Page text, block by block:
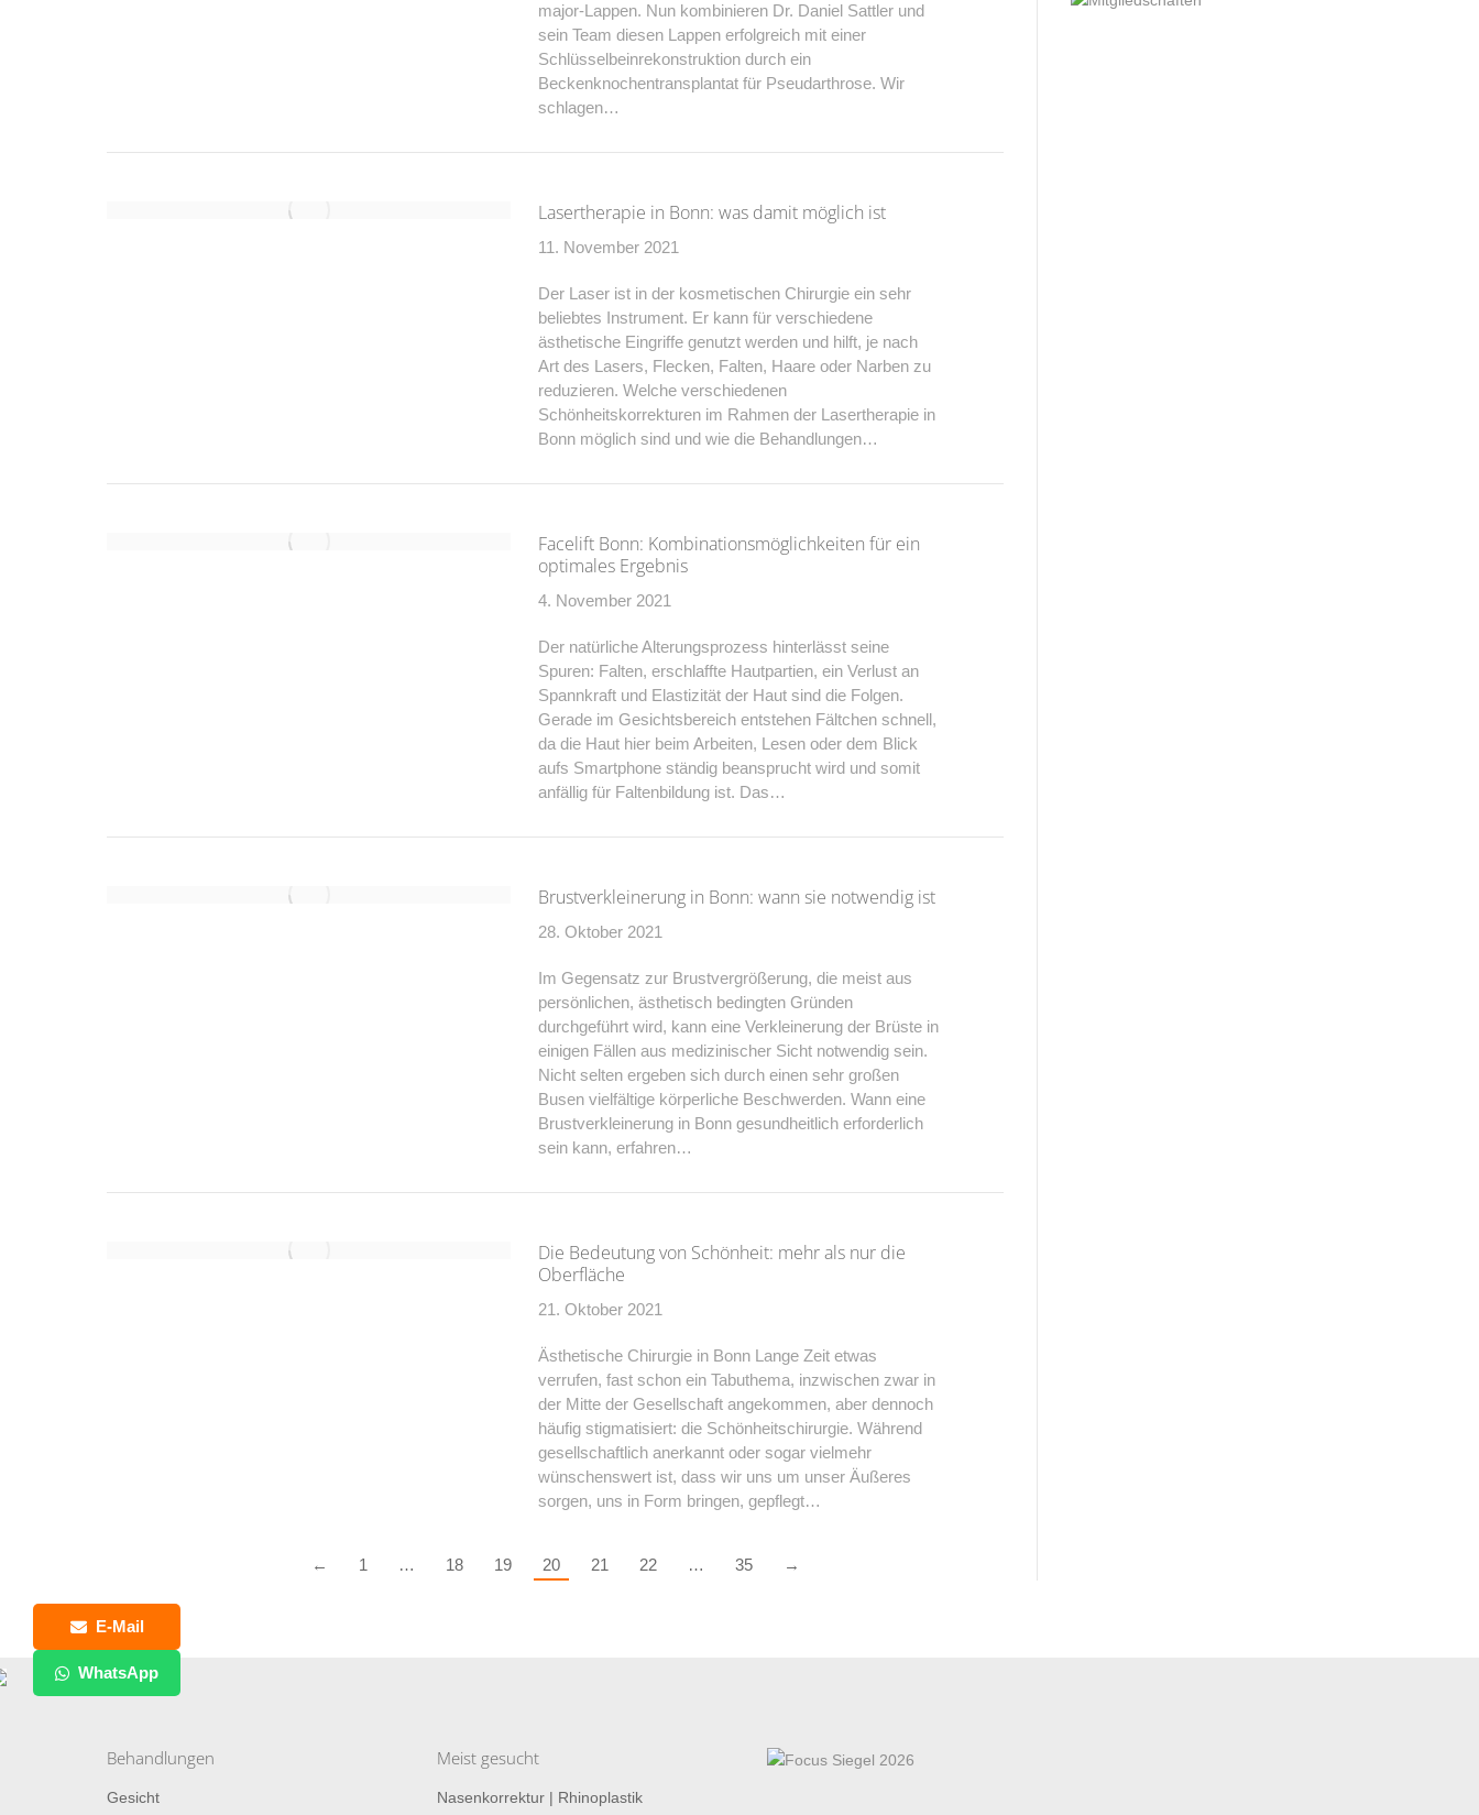
major-Lappen. Nun kombinieren Dr. Daniel Sattler und
sein Team diesen Lappen erfolgreich mit einer
Schlüsselbeinrekonstruktion durch ein
Beckenknochentransplantat für Pseudarthrose. Wir
schlagen…
Lasertherapie in Bonn: was damit möglich ist
11. November 2021
Der Laser ist in der kosmetischen Chirurgie ein sehr
beliebtes Instrument. Er kann für verschiedene
ästhetische Eingriffe genutzt werden und hilft, je nach
Art des Lasers, Flecken, Falten, Haare oder Narben zu
reduzieren. Welche verschiedenen
Schönheitskorrekturen im Rahmen der Lasertherapie in
Bonn möglich sind und wie die Behandlungen…
Facelift Bonn: Kombinationsmöglichkeiten für ein
optimales Ergebnis
4. November 2021
Der natürliche Alterungsprozess hinterlässt seine
Spuren: Falten, erschlaffte Hautpartien, ein Verlust an
Spannkraft und Elastizität der Haut sind die Folgen.
Gerade im Gesichtsbereich entstehen Fältchen schnell,
da die Haut hier beim Arbeiten, Lesen oder dem Blick
aufs Smartphone ständig beansprucht wird und somit
anfällig für Faltenbildung ist. Das…
Brustverkleinerung in Bonn: wann sie notwendig ist
28. Oktober 2021
Im Gegensatz zur Brustvergrößerung, die meist aus
persönlichen, ästhetisch bedingten Gründen
durchgeführt wird, kann eine Verkleinerung der Brüste in
einigen Fällen aus medizinischer Sicht notwendig sein.
Nicht selten ergeben sich durch einen sehr großen
Busen vielfältige körperliche Beschwerden. Wann eine
Brustverkleinerung in Bonn gesundheitlich erforderlich
sein kann, erfahren…
Die Bedeutung von Schönheit: mehr als nur die
Oberfläche
21. Oktober 2021
Ästhetische Chirurgie in Bonn Lange Zeit etwas
verrufen, fast schon ein Tabuthema, inzwischen zwar in
der Mitte der Gesellschaft angekommen, aber dennoch
häufig stigmatisiert: die Schönheitschirurgie. Während
gesellschaftlich anerkannt oder sogar vielmehr
wünschenswert ist, dass wir uns um unser Äußeres
sorgen, uns in Form bringen, gepflegt…
← 1 … 18 19 20 21 22 … 35 →
E-Mail
WhatsApp
Behandlungen
Gesicht
Meist gesucht
Nasenkorrektur | Rhinoplastik